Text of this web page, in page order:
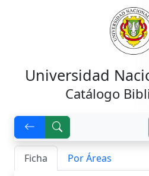
Universidad
Catálogo
Ficha Por Áreas